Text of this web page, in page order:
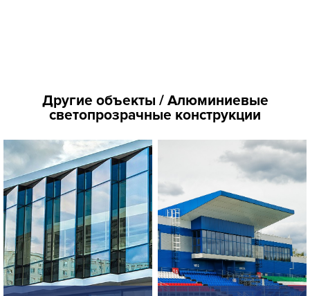
Другие объекты / Алюминиевые
светопрозрачные конструкции